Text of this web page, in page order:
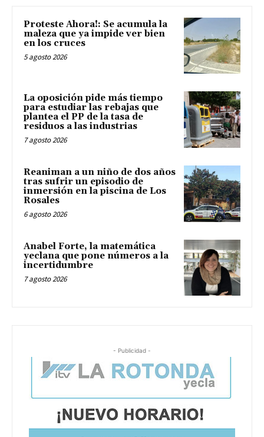
Proteste Ahora!: Se acumula la
maleza que ya impide ver bien
en los cruces
5 agosto 2026
La oposición pide más tiempo
para estudiar las rebajas que
plantea el PP de la tasa de
residuos a las industrias
7 agosto 2026
Reaniman a un niño de dos años
tras sufrir un episodio de
inmersión en la piscina de Los
Rosales
6 agosto 2026
Anabel Forte, la matemática
yeclana que pone números a la
incertidumbre
7 agosto 2026
- Publicidad -